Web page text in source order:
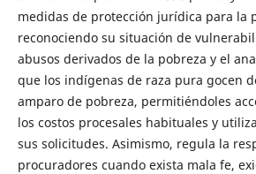
medidas de protección jurídica para la
reconociendo su situación de
abusos derivados de la pobreza y el
que los indígenas de raza pura gocen
amparo de pobreza, permitiéndoles
los costos procesales habituales y
sus solicitudes. Asimismo, regula la
procuradores cuando exista mala fe,